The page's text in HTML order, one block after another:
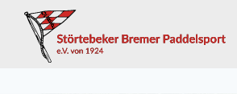
Inhalt
springen